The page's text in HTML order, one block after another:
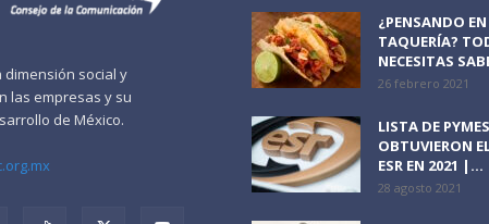
dimensión social y
las empresas y su
de México.
¿PENSANDO
TAQUERÍA?
NECESITAS
26 febrero 2021
LISTA DE
OBTUVIERON
ESR EN 2021 |...
28 agosto 2021